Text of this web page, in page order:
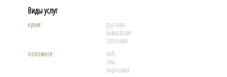
Виды услуг
кухня:
русская
кавказская
столовая
основное:
wifi
спа
парковка